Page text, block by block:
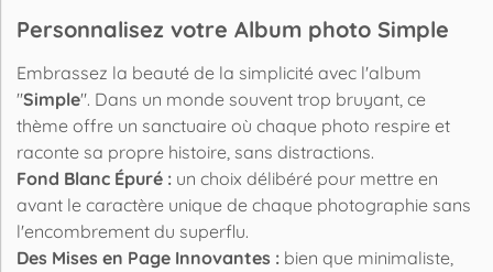
Personnalisez votre Album photo Simple
Embrassez la beauté de la simplicité avec l'album
"Simple". Dans un monde souvent trop bruyant, ce
thème offre un sanctuaire où chaque photo respire et
raconte sa propre histoire, sans distractions.
Fond Blanc Épuré : un choix délibéré pour mettre en
avant le caractère unique de chaque photographie sans
l'encombrement du superflu.
Des Mises en Page Innovantes : bien que minimaliste,